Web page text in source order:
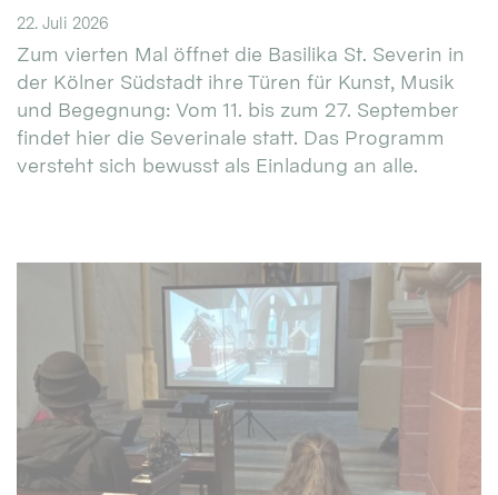
22. Juli 2026
Zum vierten Mal öffnet die Basilika St. Severin in
der Kölner Südstadt ihre Türen für Kunst, Musik
und Begegnung: Vom 11. bis zum 27. September
findet hier die Severinale statt. Das Programm
versteht sich bewusst als Einladung an alle.